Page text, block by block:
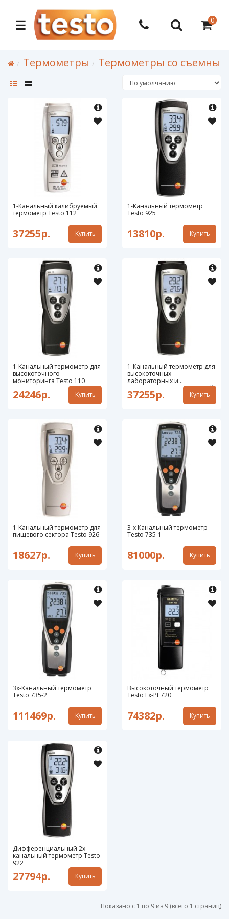
☰ 0
Термометры Термометры со
1-Канальный калибруемый
термометр Testo 112
37255р. Купить
1-Канальный термометр
Testo 925
13810р. Купить
1-Канальный термометр для
высокоточного
мониторинга Testo 110
24246р. Купить
1-Канальный термометр для
высокоточных
лабораторных и
промышленных измерений
Testo 720
37255р. Купить
1-Канальный термометр для
пищевого сектора Testo 926
18627р. Купить
3-х Канальный термометр
Testo 735-1
81000р. Купить
3х-Канальный термометр
Testo 735-2
111469р. Купить
Высокоточный термометр
Testo Ex-Pt 720
74382р. Купить
Дифференциальный 2х-
канальный термометр Testo
922
27794р. Купить
Показано с 1 по 9 из 9 (всего 1 страниц)